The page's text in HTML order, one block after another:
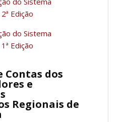
Edição
do Sistema
Edição
Contas dos
e
Regionais de